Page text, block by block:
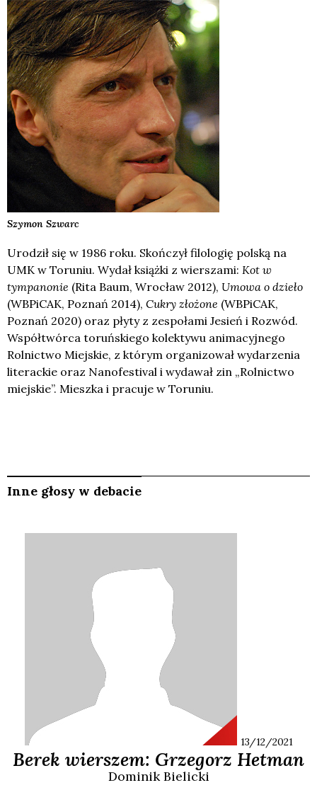
Szymon Szwarc
Urodził się w 1986 roku. Skończył filologię polską na
UMK w Toruniu. Wydał książki z wierszami: Kot w
tympanonie (Rita Baum, Wrocław 2012), Umowa o dzieło
(WBPiCAK, Poznań 2014), Cukry złożone (WBPiCAK,
Poznań 2020) oraz płyty z zespołami Jesień i Rozwód.
Współtwórca toruńskiego kolektywu animacyjnego
Rolnictwo Miejskie, z którym organizował wydarzenia
literackie oraz Nanofestival i wydawał zin „Rolnictwo
miejskie”. Mieszka i pracuje w Toruniu.
Inne głosy w debacie
13/12/2021
Berek wierszem: Grzegorz Hetman
DominikBielicki